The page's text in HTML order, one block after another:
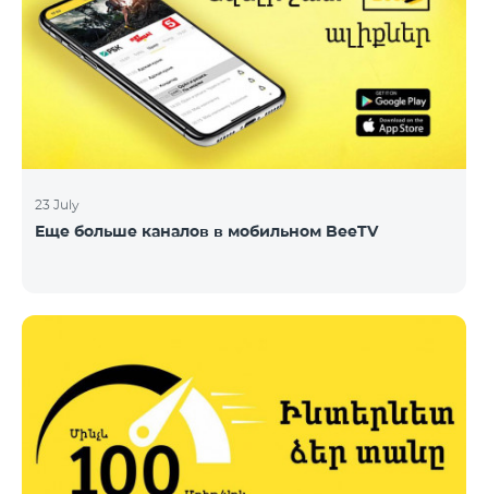
23 July
Еще больше каналов в мобильном BeeTV